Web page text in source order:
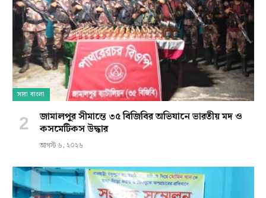
সারা বাংলা
জামালপুর সীমান্তে ৩৫ বিজিবির অভিযানে ভারতীয় মদ ও
কসমেটিকস উদ্ধার
আগস্ট ৬, ২০২৬